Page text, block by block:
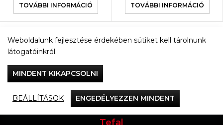
TOVÁBBI INFORMÁCIÓ TOVÁBBI INFORMÁCIÓ
TOVÁBBI TERMÉKEK
Vacsorázzunk együtt
Tefal
Weboldalunk fejlesztése érdekében sütiket kell tárolnunk
látogatóinkról.
MINDENT KIKAPCSOLNI
BEÁLLÍTÁSOK ENGEDÉLYEZZEN MINDENT